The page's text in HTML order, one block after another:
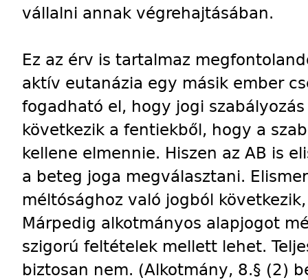
vállalni annak végrehajtásában.
Ez az érv is tartalmaz
aktív eutanázia egy másik ember
fogadható el, hogy jogi
következik a fentiekből, hogy a
kellene elmennie. Hiszen az AB is
a beteg joga megválasztani.
méltósághoz való jogból
Márpedig alkotmányos alapjogot
szigorú feltételek mellett lehet.
biztosan nem. (Alkotmány, 8.§ (2)